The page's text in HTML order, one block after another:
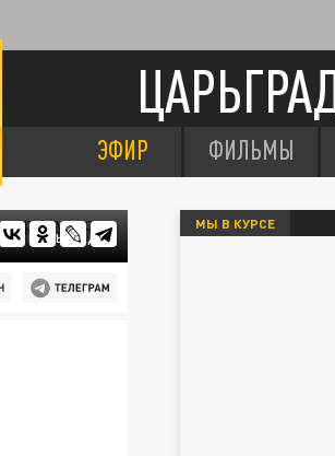
ЭФИР ФИЛЬМЫ
ЦАРЬГРАДА
МЫ В КУРСЕ